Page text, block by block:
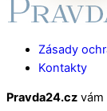
Zásady
Kontakty
Pravda24.cz vám